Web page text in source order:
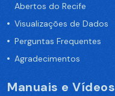
Abertos do Recife
Visualizações de Dados
Perguntas Frequentes
Agradecimentos
Manuais e Vídeos